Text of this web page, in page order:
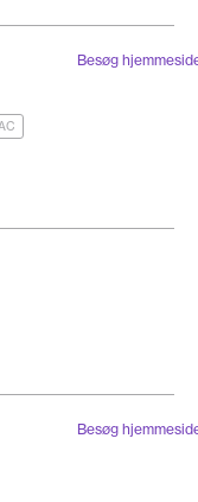
Besøg
Besøg